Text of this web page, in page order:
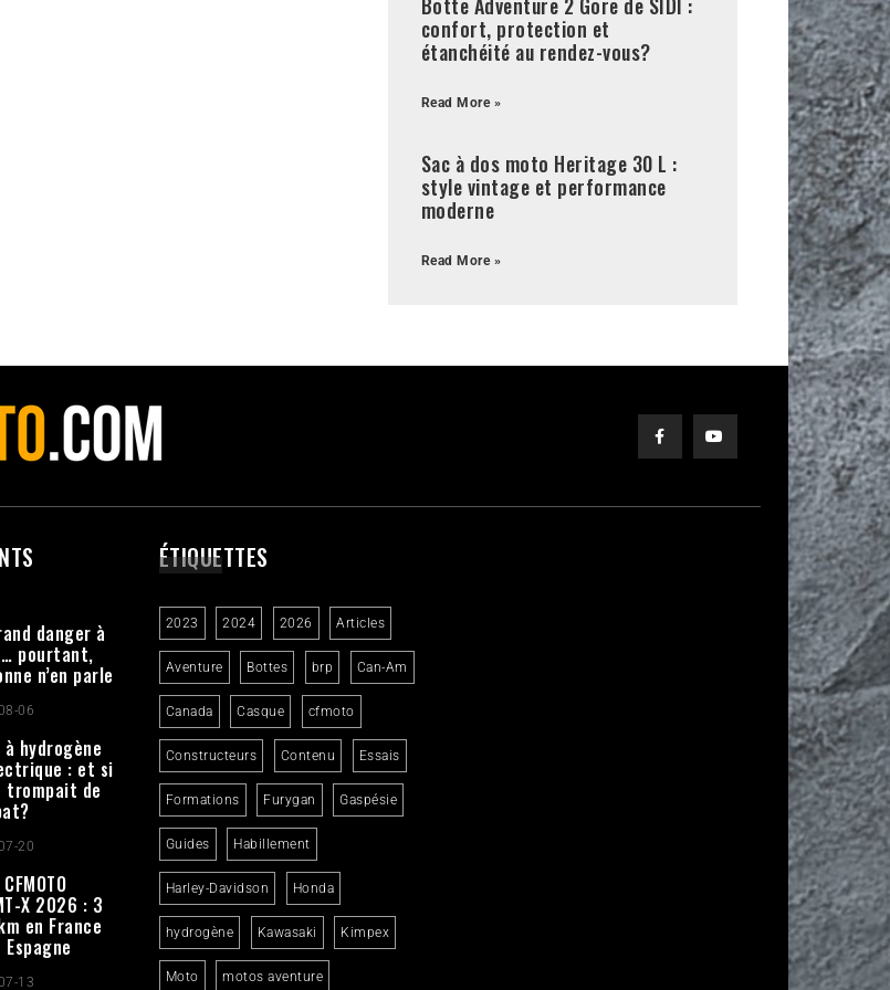
confort, protection et
étanchéité au rendez-vous?
Read More »
Sac à dos moto Heritage 30 L :
style vintage et performance
moderne
Read More »
danger à
pourtant,
n’en parle
06
hydrogène
: et si
trompait de
20
X 2026 : 3
en France
13
ÉTIQUETTES
2023 2024 2026 Articles
Aventure Bottes brp Can-Am
Canada Casque cfmoto
Constructeurs Contenu Essais
Formations Furygan Gaspésie
Guides Habillement
Harley-Davidson Honda
hydrogène Kawasaki Kimpex
Moto motos aventure